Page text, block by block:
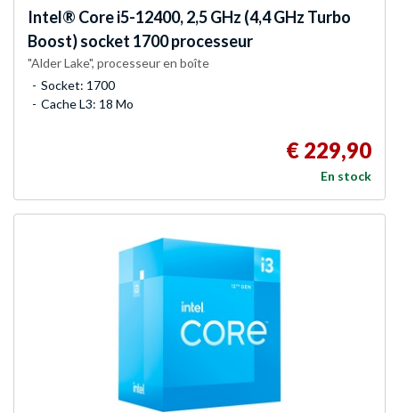
Intel® Core i5-12400, 2,5 GHz (4,4 GHz Turbo
Boost) socket 1700 processeur
"Alder Lake", processeur en boîte
Socket: 1700
Cache L3: 18 Mo
€ 229,90
En stock